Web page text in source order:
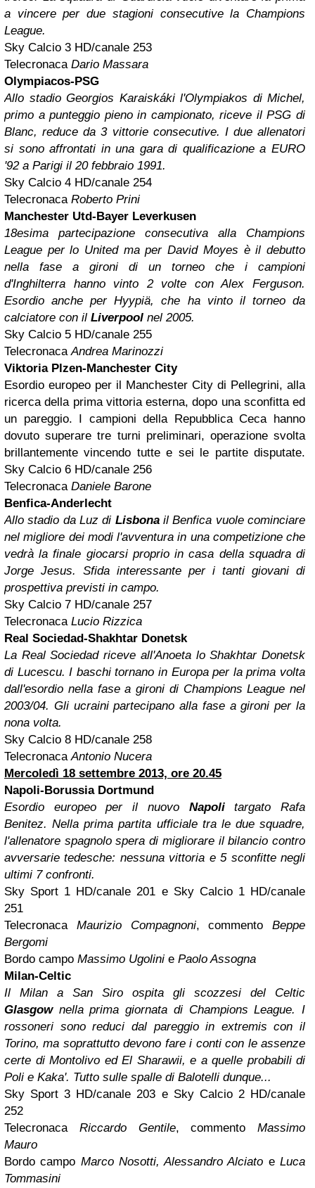
a vincere per due stagioni consecutive la Champions
League.
Sky Calcio 3 HD/canale 253
Telecronaca Dario Massara
Olympiacos-PSG
Allo stadio Georgios Karaiskáki l'Olympiakos di Michel,
primo a punteggio pieno in campionato, riceve il PSG di
Blanc, reduce da 3 vittorie consecutive. I due allenatori
si sono affrontati in una gara di qualificazione a EURO
'92 a Parigi il 20 febbraio 1991.
Sky Calcio 4 HD/canale 254
Telecronaca Roberto Prini
Manchester Utd-Bayer Leverkusen
18esima partecipazione consecutiva alla Champions
League per lo United ma per David Moyes è il debutto
nella fase a gironi di un torneo che i campioni
d'Inghilterra hanno vinto 2 volte con Alex Ferguson.
Esordio anche per Hyypiä, che ha vinto il torneo da
calciatore con il Liverpool nel 2005.
Sky Calcio 5 HD/canale 255
TelecronacaAndrea Marinozzi
Viktoria Plzen-Manchester City
Esordio europeo per il Manchester City di Pellegrini, alla
ricerca della prima vittoria esterna, dopo una sconfitta ed
un pareggio. I campioni della Repubblica Ceca hanno
dovuto superare tre turni preliminari, operazione svolta
brillantemente vincendo tutte e sei le partite disputate.
Sky Calcio 6 HD/canale 256
Telecronaca Daniele Barone
Benfica-Anderlecht
Allo stadio da Luz di Lisbonail Benfica vuole cominciare
nel migliore dei modi l'avventura in una competizione che
vedrà la finale giocarsi proprio in casa della squadra di
Jorge Jesus. Sfida interessante per i tanti giovani di
prospettiva previsti in campo.
Sky Calcio 7 HD/canale 257
TelecronacaLucio Rizzica
Real Sociedad-Shakhtar Donetsk
La Real Sociedad riceve all'Anoeta lo Shakhtar Donetsk
di Lucescu. I baschi tornano in Europa per la prima volta
dall'esordio nella fase a gironi di Champions League nel
2003/04. Gli ucraini partecipano alla fase a gironi per la
nona volta.
Sky Calcio 8 HD/canale 258
TelecronacaAntonio Nucera
Mercoledì 18 settembre 2013, ore 20.45
Napoli-Borussia Dortmund
Esordio europeo per il nuovo Napolitargato Rafa
Benitez. Nella prima partita ufficiale tra le due squadre,
l'allenatore spagnolo spera di migliorare il bilancio contro
avversarie tedesche: nessuna vittoria e 5 sconfitte negli
ultimi 7 confronti.
Sky Sport 1 HD/canale 201 e Sky Calcio 1 HD/canale
251
Telecronaca Maurizio Compagnoni, commento Beppe
Bergomi
Bordo campo Massimo Ugolini e Paolo Assogna
Milan-Celtic
Il Milan a San Siro ospita gli scozzesi del Celtic
Glasgownella prima giornata di Champions League. I
rossoneri sono reduci dal pareggio in extremis con il
Torino, ma soprattutto devono fare i conti con le assenze
certe di Montolivo ed El Sharawii, e a quelle probabili di
Poli e Kaka'. Tutto sulle spalle di Balotelli dunque...
Sky Sport 3 HD/canale 203 e Sky Calcio 2 HD/canale
252
Telecronaca Riccardo Gentile, commento Massimo
Mauro
Bordo campo Marco Nosotti, Alessandro Alciato eLuca
Tommasini